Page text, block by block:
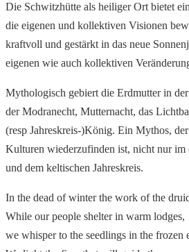
Schwitzhütte
zur
Die Schwitzhütte als heiliger Ort bietet
die eigenen und kollektiven Visionen
kraftvoll und gestärkt in das neue
eigenen wie auch kollektiven
Mythologisch gebiert die Erdmutter in
der Modranecht, Mutternacht, das
(resp Jahreskreis-)König. Ein Mythos,
Kulturen wiederzufinden ist, nicht nur im
und dem keltischen Jahreskreis.
In the dead of winter the work of the
While our people shelter in warm lodges,
we whisper to the seedlings in the frozen